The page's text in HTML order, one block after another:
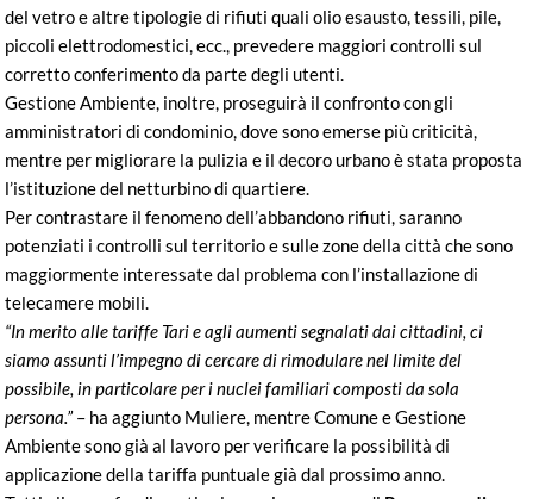
del vetro e altre tipologie di rifiuti quali olio esausto, tessili, pile,
piccoli elettrodomestici, ecc., prevedere maggiori controlli sul
corretto conferimento da parte degli utenti.
Gestione Ambiente, inoltre, proseguirà il confronto con gli
amministratori di condominio, dove sono emerse più criticità,
mentre per migliorare la pulizia e il decoro urbano è stata proposta
l’istituzione del netturbino di quartiere.
Per contrastare il fenomeno dell’abbandono rifiuti, saranno
potenziati i controlli sul territorio e sulle zone della città che sono
maggiormente interessate dal problema con l’installazione di
telecamere mobili.
“In merito alle tariffe Tari e agli aumenti segnalati dai cittadini, ci
siamo assunti l’impegno di cercare di rimodulare nel limite del
possibile, in particolare per i nuclei familiari composti da sola
persona.”– ha aggiunto Muliere, mentre Comune e Gestione
Ambiente sono già al lavoro per verificare la possibilità di
applicazione della tariffa puntuale già dal prossimo anno.